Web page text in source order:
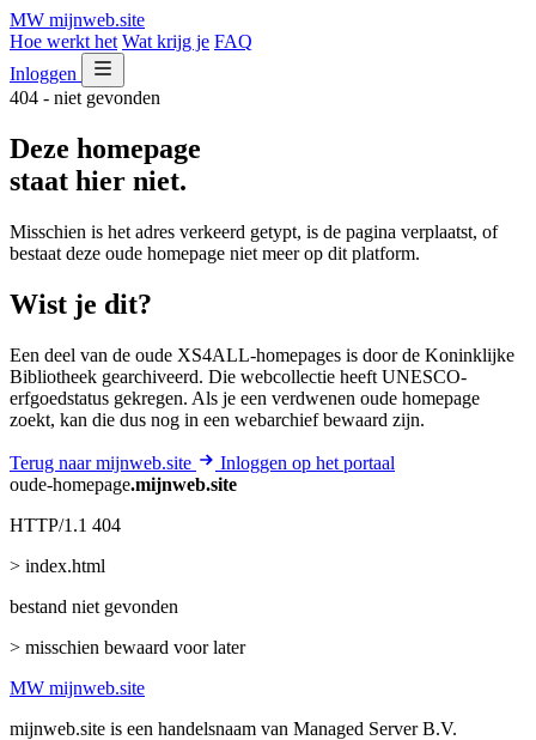
MW mijnweb.site
Hoe werkt het Wat krijg je FAQ
Inloggen
404 - niet gevonden
Deze homepage
staat hier niet.
Misschien is het adres verkeerd getypt, is de pagina verplaatst, of
bestaat deze oude homepage niet meer op dit platform.
Wist je dit?
Een deel van de oude XS4ALL-homepages is door de Koninklijke
Bibliotheek gearchiveerd. Die webcollectie heeft UNESCO-
erfgoedstatus gekregen. Als je een verdwenen oude homepage
zoekt, kan die dus nog in een webarchief bewaard zijn.
Terug naar mijnweb.site
Inloggen op het portaal
oude-homepage.mijnweb.site
HTTP/1.1 404
> index.html
bestand niet gevonden
> misschien bewaard voor later
MW mijnweb.site
mijnweb.site is een handelsnaam van Managed Server B.V.